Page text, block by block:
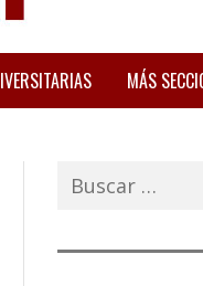
MÁS
Buscar: